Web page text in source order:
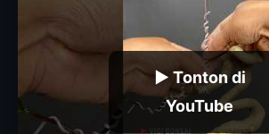
▶ Tonton di
YouTube